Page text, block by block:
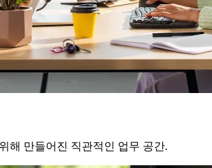
해 만들어진 직관적인 업무 공간.